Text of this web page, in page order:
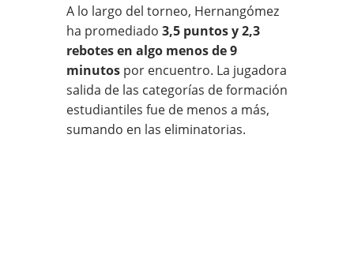
A lo largo del torneo, Hernangómez
ha promediado 3,5 puntos y 2,3
rebotes en algo menos de 9
minutos por encuentro. La jugadora
salida de las categorías de formación
estudiantiles fue de menos a más,
sumando en las eliminatorias.